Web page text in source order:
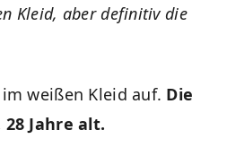
Kleid, aber definitiv die
weißen Kleid auf. Die
Jahre alt.